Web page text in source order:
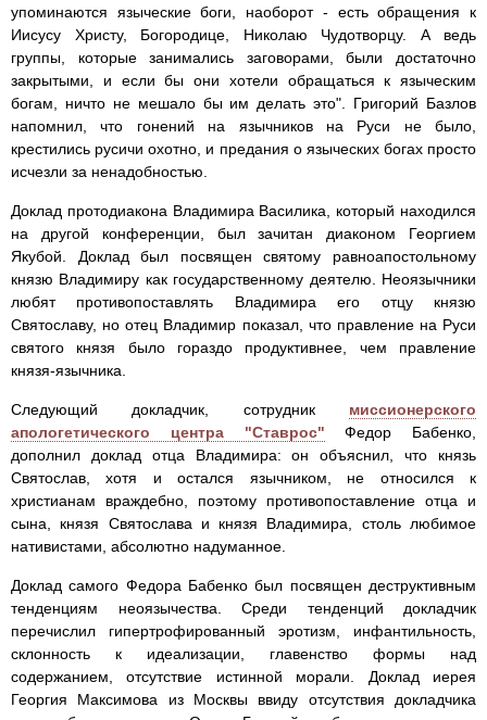
упоминаются языческие боги, наоборот - есть обращения к
Иисусу Христу, Богородице, Николаю Чудотворцу. А ведь
группы, которые занимались заговорами, были достаточно
закрытыми, и если бы они хотели обращаться к языческим
богам, ничто не мешало бы им делать это". Григорий Базлов
напомнил, что гонений на язычников на Руси не было,
крестились русичи охотно, и предания о языческих богах просто
исчезли за ненадобностью.
Доклад протодиакона Владимира Василика, который находился
на другой конференции, был зачитан диаконом Георгием
Якубой. Доклад был посвящен святому равноапостольному
князю Владимиру как государственному деятелю. Неоязычники
любят противопоставлять Владимира его отцу князю
Святославу, но отец Владимир показал, что правление на Руси
святого князя было гораздо продуктивнее, чем правление
князя-язычника.
Следующий докладчик, сотрудник миссионерского
апологетического центра "Ставрос" Федор Бабенко,
дополнил доклад отца Владимира: он объяснил, что князь
Святослав, хотя и остался язычником, не относился к
христианам враждебно, поэтому противопоставление отца и
сына, князя Святослава и князя Владимира, столь любимое
нативистами, абсолютно надуманное.
Доклад самого Федора Бабенко был посвящен деструктивным
тенденциям неоязычества. Среди тенденций докладчик
перечислил гипертрофированный эротизм, инфантильность,
склонность к идеализации, главенство формы над
содержанием, отсутствие истинной морали. Доклад иерея
Георгия Максимова из Москвы ввиду отсутствия докладчика